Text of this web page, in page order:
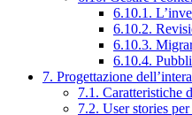
6.10.1.
6.10.2.
6.10.3.
6.10.4.
7. Progettazione
7.1. Caratteristiche
7.2. User stories